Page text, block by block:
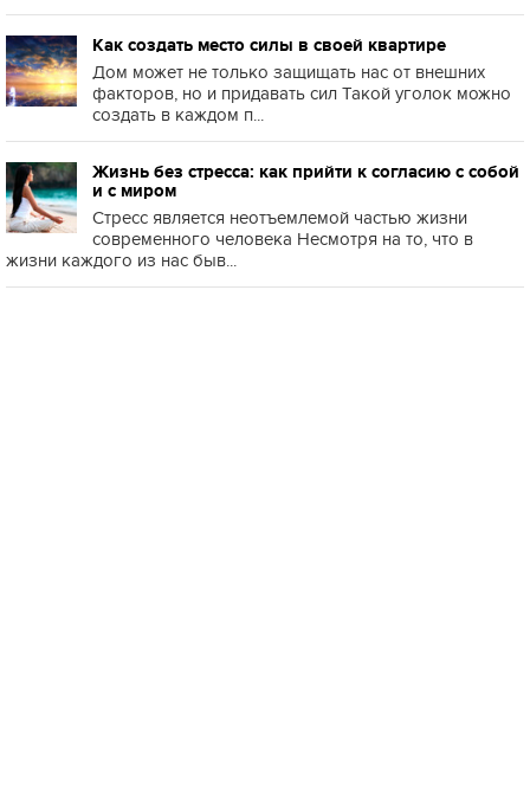
Как создать место силы в своей квартире
Дом может не только защищать нас от внешних
факторов, но и придавать сил Такой уголок можно
создать в каждом п...
Жизнь без стресса: как прийти к согласию с собой
и с миром
Стресс является неотъемлемой частью жизни
современного человека Несмотря на то, что в
жизни каждого из нас быв...